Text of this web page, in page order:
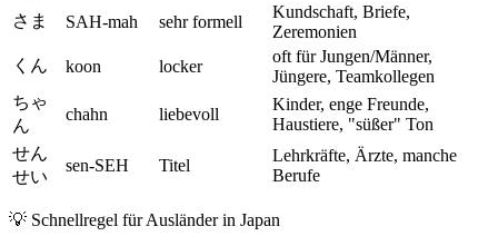
さま
SAH-mah sehr formell
Kundschaft, Briefe,
Zeremonien
くん
koon locker
oft für Jungen/Männer,
Jüngere, Teamkollegen
ちゃ
ん
chahn liebevoll
Kinder, enge Freunde,
Haustiere, "süßer" Ton
せん
せい
sen-SEH Titel
Lehrkräfte, Ärzte, manche
Berufe
💡 Schnellregel für Ausländer in Japan